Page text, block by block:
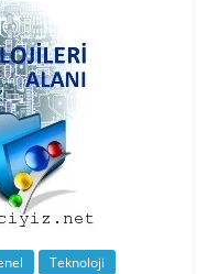
Teknoloji